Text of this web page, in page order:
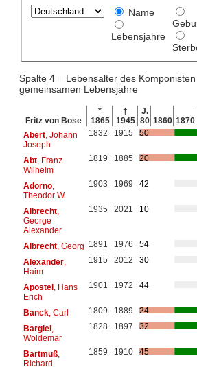
Name
Lebensjahre
Spalte 4 = Lebensalter des
gemeinsamen Lebensjahre
Fritz von Bose
*
1865
†
1945
J.
80 1860 1870
Abert, Johann
Joseph
1832 1915 50
Abt, Franz
Wilhelm
1819 1885 20
Adorno,
Theodor W.
1903 1969 42
Albrecht,
George
Alexander
1935 2021 10
Albrecht, Georg 1891 1976
54
Alexander,
Haim
1915 2012 30
Apostel, Hans
Erich
1901 1972 44
Banck, Carl 1809 1889
24
Bargiel,
Woldemar
1828 1897 32
Bartmuß,
Richard
1859 1910 45